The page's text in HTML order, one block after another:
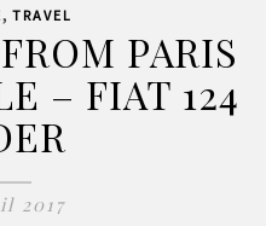
, TRAVEL
PARIS
– FIAT 124
2017